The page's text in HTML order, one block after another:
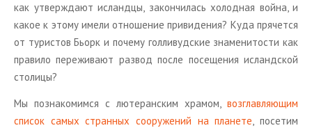
как утвер­жда­ют ис­ланд­цы, за­кон­чи­лась хо­лод­ная война, и
какое к этому имели от­но­ше­ние при­ви­де­ния? Куда пря­чет­ся
от ту­ри­стов Бьорк и по­че­му гол­ли­вуд­ские зна­ме­ни­то­сти как
пра­ви­ло пе­ре­жи­ва­ют раз­вод после по­се­ще­ния ис­ланд­ской
сто­ли­цы?
Мы по­зна­ко­мим­ся с лю­те­ран­ским хра­мом, воз­глав­ля­ю­щим
спи­сок самых стран­ных со­ору­же­ний на пла­не­те , по­се­тим